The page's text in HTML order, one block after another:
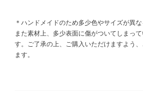
＊ハンドメイドのため多少色やサイズが異な
また素材上、多少表面に傷がついてしまっ
す。ご了承の上、ご購入いただけますよう
ます。